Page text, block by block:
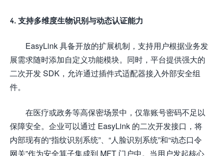
4. 支持多维度生物识别与动态认证能力
EasyLink 具备开放的扩展机制，支持用户根据业务发
展需求随时添加自定义功能模块。同时，平台提供强大的
二次开发 SDK，允许通过插件式适配器接入外部安全组
件。
在医疗或政务等高保密场景中，仅靠账号密码不足以
保障安全。企业可以通过 EasyLink 的二次开发接口，将
内部现有的“指纹识别系统”、“人脸识别系统”和“动态口令
网关”作为安全算子集成到 MFT 门户中。当用户发起核心